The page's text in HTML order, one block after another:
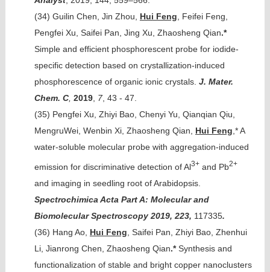
(34) Guilin Chen, Jin Zhou, Hui Feng, Feifei Feng,
Pengfei Xu, Saifei Pan, Jing Xu, Zhaosheng Qian.*
Simple and efficient phosphorescent probe for iodide-
specific detection based on crystallization-induced
phosphorescence of organic ionic crystals. J. Mater.
Chem. C, 2019, 7, 43 - 47.
(35) Pengfei Xu, Zhiyi Bao, Chenyi Yu, Qianqian Qiu,
MengruWei, Wenbin Xi, Zhaosheng Qian, Hui Feng,* A
water-soluble molecular probe with aggregation-induced
emission for discriminative detection of Al3+and Pb2+
and imaging in seedling root of Arabidopsis.
Spectrochimica Acta Part A: Molecular and
Biomolecular Spectroscopy 2019, 223, 117335.
(36) Hang Ao, Hui Feng , Saifei Pan, Zhiyi Bao, Zhenhui
Li, Jianrong Chen, Zhaosheng Qian.*Synthesis and
functionalization of stable and bright copper nanoclusters